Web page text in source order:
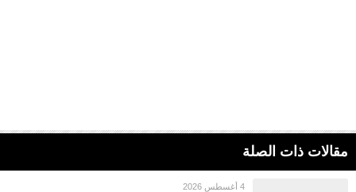
مقالات ذات الصلة
4 أغسطس 2026